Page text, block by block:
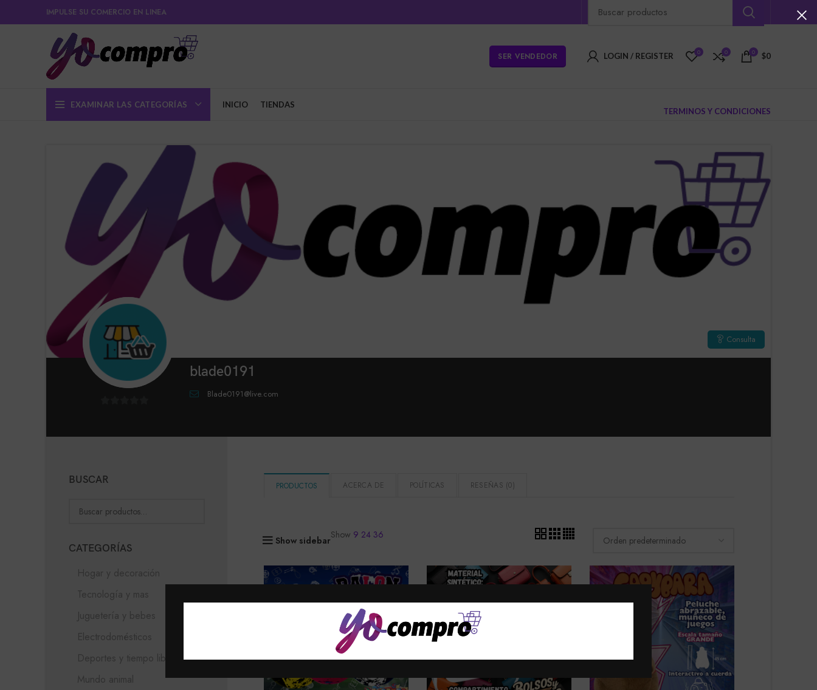
IMPULSE SU COMERCIO EN LINEA
SER VENDEDOR LOGIN / REGISTER 0 0 0 $0
EXAMINAR LAS CATEGORÍAS INICIO TIENDAS
TERMINOS Y CONDICIONES
5
blade0191
Blade0191@live.com
Consulta
PRODUCTOS ACERCA DE POLÍTICAS RESEÑAS (0)
Show sidebarShow 9 24 36
BUSCAR
CATEGORÍAS
Hogar y decoración
Tecnología y mas
Juguetería y bebes
Electrodomésticos
Deportes y tiempo libre
Mundo animal